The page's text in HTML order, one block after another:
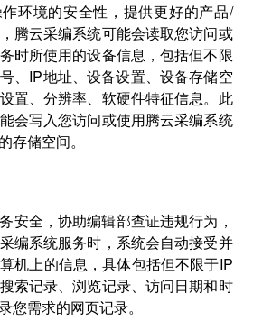
环境的安全性，提供更好的产品/
腾云采编系统可能会读取您访问或
时所使用的设备信息，包括但不限
、IP地址、设备设置、设备存储空
置、分辨率、软硬件特征信息。此
会写入您访问或使用腾云采编系统
存储空间。
安全，协助编辑部查证违规行为，
编系统服务时，系统会自动接受并
机上的信息，具体包括但不限于IP
索记录、浏览记录、访问日期和时
您需求的网页记录。